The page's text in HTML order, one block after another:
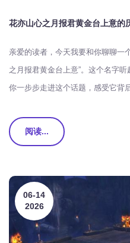
花亦山心之月报君黄金台上意的
亲爱的读者，今天我要和你聊聊
之月报君黄金台上意”。这个名字
你一步步走进这个话题，感受它背
阅读...
06-14
2026